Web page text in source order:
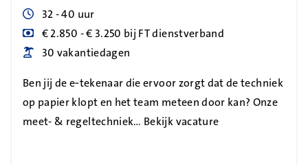
Uren
32 - 40 uur
Blog_field_Salaris
€ 2.850 - € 3.250 bij FT dienstverband
Blog_field_Vakantiedagen
30 vakantiedagen
Ben jij de e‑tekenaar die ervoor zorgt dat de techniek
op papier klopt en het team meteen door kan? Onze
meet- & regeltechniek… Bekijk vacature